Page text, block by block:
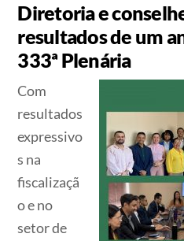
Diretoria e
resultados de um
333ª Plenária
Com
resultados
expressivo
s na
fiscalizaçã
o e no
setor de